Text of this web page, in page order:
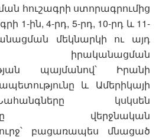
հուշագրի ստորագրումից
1-ին, 4-րդ, 5-րդ, 10-րդ և 11-
մեկնարկի ու այդ
իրականացման
պայմանով՝ Իրանի
և Ամերիկայի
կսկսեն
վերջնական
բացառապես մնացած